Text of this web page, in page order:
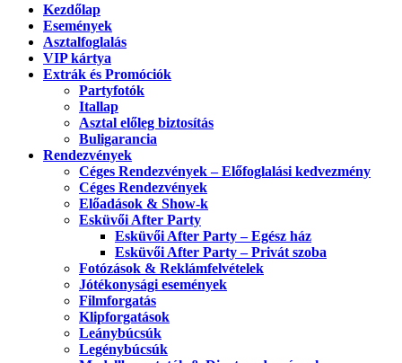
Kezdőlap
Események
Asztalfoglalás
VIP kártya
Extrák és Promóciók
Partyfotók
Itallap
Asztal előleg biztosítás
Buligarancia
Rendezvények
Céges Rendezvények – Előfoglalási kedvezmény
Céges Rendezvények
Előadások & Show-k
Esküvői After Party
Esküvői After Party – Egész ház
Esküvői After Party – Privát szoba
Fotózások & Reklámfelvételek
Jótékonysági események
Filmforgatás
Klipforgatások
Leánybúcsúk
Legénybúcsúk